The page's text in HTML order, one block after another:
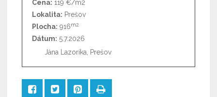
Cena: 119 €/m2
Lokalita: Prešov
Plocha: 916m2
Dátum: 5.7.2026
Jána Lazoríka, Prešov